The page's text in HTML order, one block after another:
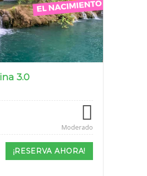
3.0
Moderado
range:
$6,299
¡RESERVA AHORA!